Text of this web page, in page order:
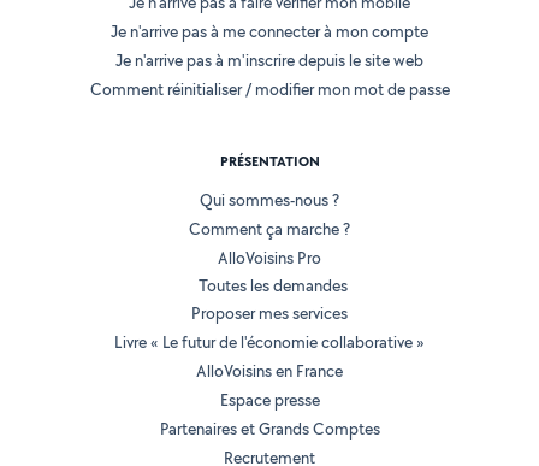
Je n'arrive pas à me connecter à mon compte
Je n'arrive pas à m'inscrire depuis le site web
Comment réinitialiser / modifier mon mot de passe
PRÉSENTATION
Qui sommes-nous ?
Comment ça marche ?
AlloVoisins Pro
Toutes les demandes
Proposer mes services
Livre « Le futur de l'économie collaborative »
AlloVoisins en France
Espace presse
Partenaires et Grands Comptes
Recrutement